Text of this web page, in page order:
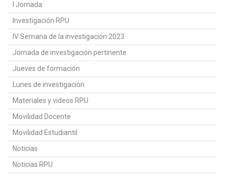
I Jornada
Investigación RPU
IV Semana de la investigación 2023
Jornada de investigación pertinente
Jueves de formación
Lunes de investigación
Materiales y videos RPU
Movilidad Docente
Movilidad Estudiantil
Noticias
Noticias RPU